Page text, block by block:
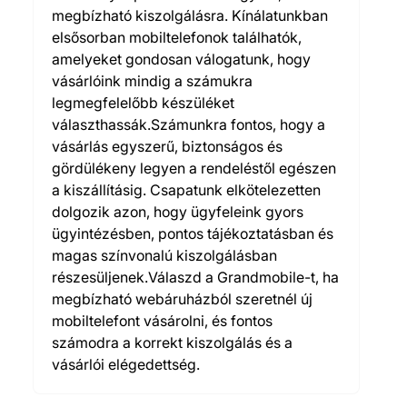
megbízható kiszolgálásra. Kínálatunkban
elsősorban mobiltelefonok találhatók,
amelyeket gondosan válogatunk, hogy
vásárlóink mindig a számukra
legmegfelelőbb készüléket
választhassák.Számunkra fontos, hogy a
vásárlás egyszerű, biztonságos és
gördülékeny legyen a rendeléstől egészen
a kiszállításig. Csapatunk elkötelezetten
dolgozik azon, hogy ügyfeleink gyors
ügyintézésben, pontos tájékoztatásban és
magas színvonalú kiszolgálásban
részesüljenek.Válaszd a Grandmobile-t, ha
megbízható webáruházból szeretnél új
mobiltelefont vásárolni, és fontos
számodra a korrekt kiszolgálás és a
vásárlói elégedettség.